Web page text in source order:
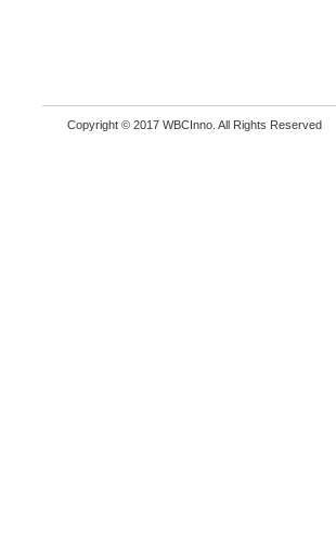
Copyright © 2017 WBCInno. All Rights Reserved